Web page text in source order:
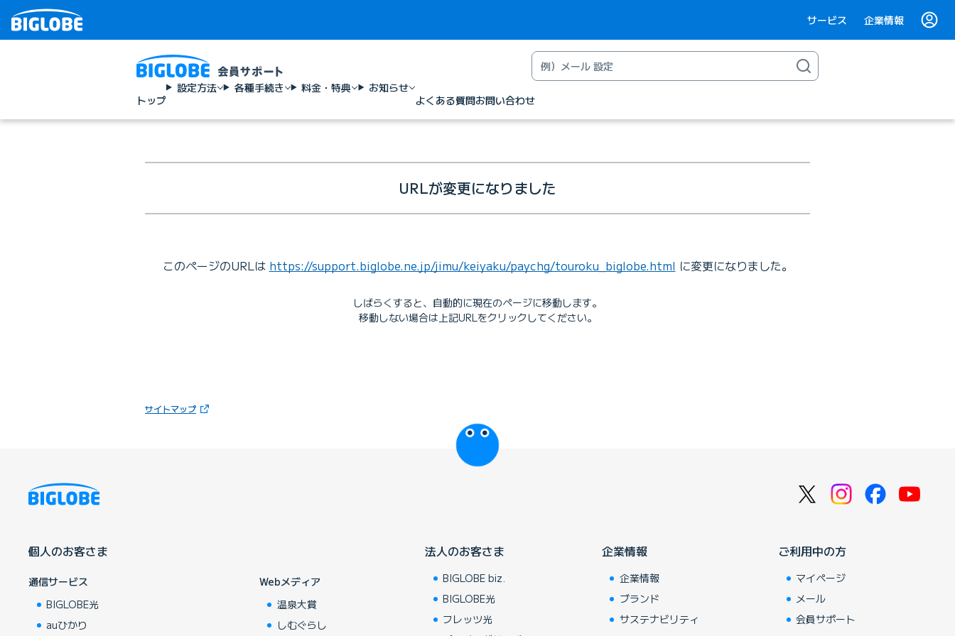
サービス 企業情報
トップ
設定方法 各種手続き 料金・特典
お知らせ
よくある質問お問い合わせ
URLが変更になりました
このページのURLは https://support.biglobe.ne.jp/jimu/keiyaku/paychg/touroku_biglobe.html に変更になりました。
しばらくすると、自動的に現在のページに移動します。
移動しない場合は上記URLをクリックしてください。
サイトマップ（新しいタブで開きます）
びっぷるのページ
個人のお客さま
通信サービス
BIGLOBE光
auひかり
Webメディア
温泉大賞
しむぐらし
法人のお客さま
BIGLOBE biz.
BIGLOBE光
フレッツ光
企業情報
企業情報
ブランド
サステナビリティ
ご利用中の方
マイページ
メール
会員サポート